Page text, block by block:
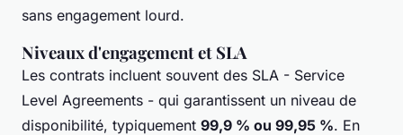
sans engagement lourd.
Niveaux d'engagement et SLA
Les contrats incluent souvent des SLA - Service
Level Agreements - qui garantissent un niveau de
disponibilité, typiquement 99,9 % ou 99,95 %. En